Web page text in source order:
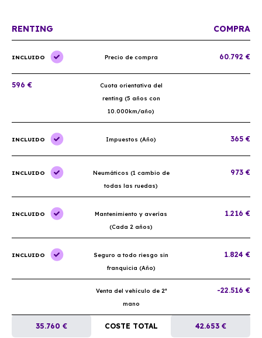
RENTING COMPRA
INCLUIDO Precio de compra 60.792 €
596 €
Cuota orientativa del
renting (5 años con
10.000km/año)
INCLUIDO Impuestos (Año) 365 €
INCLUIDO
Neumáticos (1 cambio de
todas las ruedas)
973 €
INCLUIDO
Mantenimiento y averías
(Cada 2 años)
1.216 €
INCLUIDO
Seguro a todo riesgo sin
franquicia (Año)
1.824 €
Venta del vehículo de 2ª
mano
-22.516 €
35.760 € COSTE TOTAL 42.653 €